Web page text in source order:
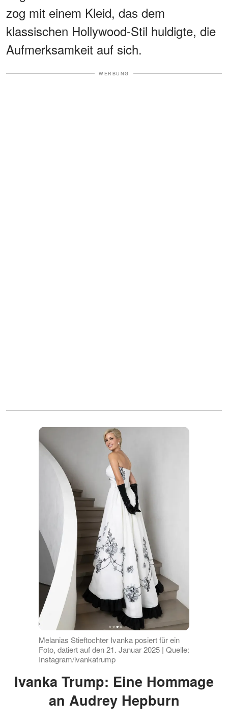
zog mit einem Kleid, das dem
klassischen Hollywood-Stil huldigte, die
Aufmerksamkeit auf sich.
WERBUNG
Melanias Stieftochter Ivanka posiert für ein
Foto, datiert auf den 21. Januar 2025 | Quelle:
Instagram/ivankatrump
Ivanka Trump: Eine Hommage
an Audrey Hepburn